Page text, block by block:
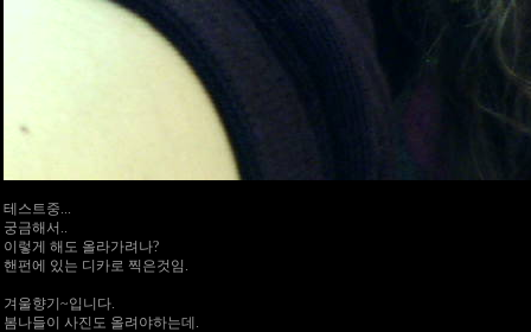
테스트중...
궁금해서..
이렇게 해도 올라가려나?
핸펀에 있는 디카로 찍은것임.
겨울향기~입니다.
봄나들이 사진도 올려야하는데.